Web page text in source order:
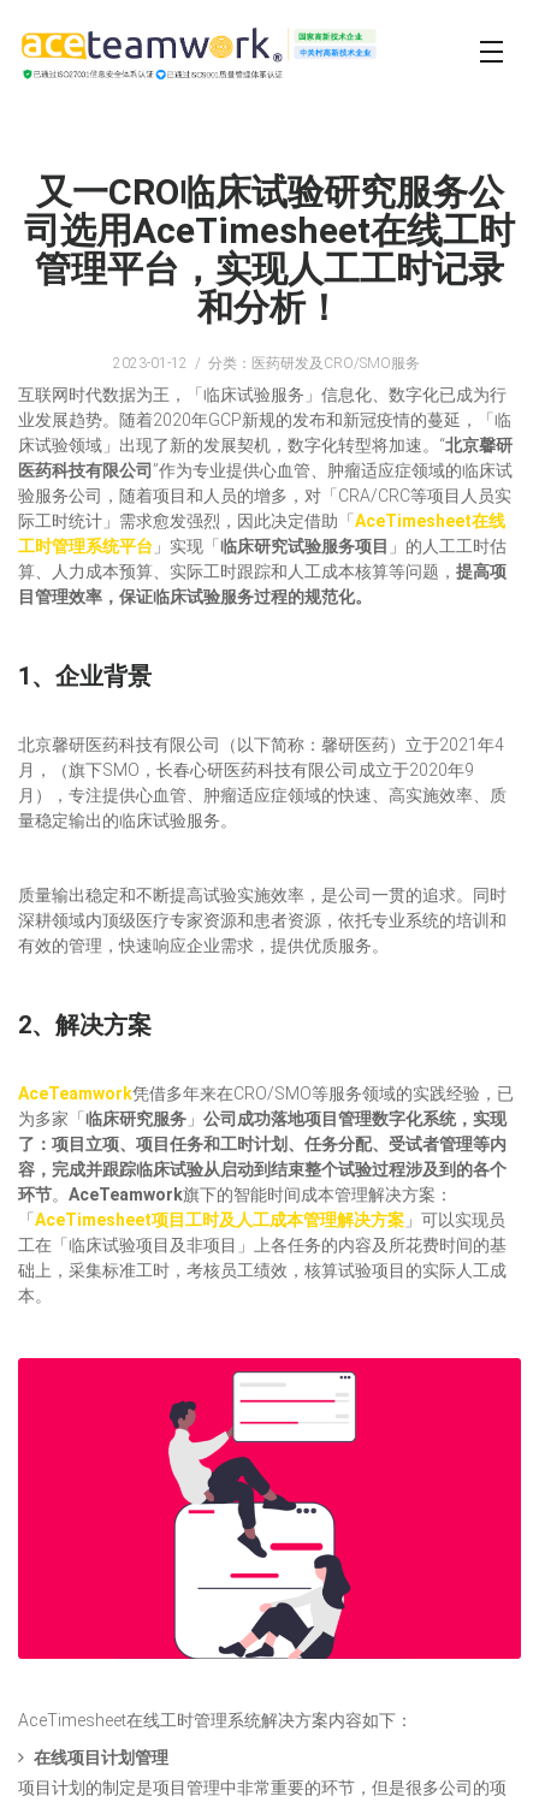
又一CRO临床试验研究服务公
司选用AceTimesheet在线工时
管理平台，实现人工工时记录
和分析！
2023-01-12 分类：医药研发及CRO/SMO服务
互联网时代数据为王，「临床试验服务」信息化、数字化已成为行
业发展趋势。随着2020年GCP新规的发布和新冠疫情的蔓延，「临
床试验领域」出现了新的发展契机，数字化转型将加速。“北京馨研
医药科技有限公司”作为专业提供心血管、肿瘤适应症领域的临床试
验服务公司，随着项目和人员的增多，对「CRA/CRC等项目人员实
际工时统计」需求愈发强烈，因此决定借助「 AceTimesheet在线
工时管理系统平台 」实现「 临床研究试验服务项目 」的人工工时估
算、人力成本预算、实际工时跟踪和人工成本核算等问题， 提高项
目管理效率，保证临床试验服务过程的规范化。
1、企业背景
北京馨研医药科技有限公司（以下简称：馨研医药）立于2021年4
月，（旗下SMO，长春心研医药科技有限公司成立于2020年9
月），专注提供心血管、肿瘤适应症领域的快速、高实施效率、质
量稳定输出的临床试验服务。
质量输出稳定和不断提高试验实施效率，是公司一贯的追求。同时
深耕领域内顶级医疗专家资源和患者资源，依托专业系统的培训和
有效的管理，快速响应企业需求，提供优质服务。
2、解决方案
AceTeamwork凭借多年来在CRO/SMO等服务领域的实践经验，已
为多家「 临床研究服务 」 公司成功落地项目管理数字化系统，实现
了：项目立项、项目任务和工时计划、任务分配、受试者管理等内
容，完成并跟踪临床试验从启动到结束整个试验过程涉及到的各个
环节。 AceTeamwork旗下的智能时间成本管理解决方案：
「 AceTimesheet项目工时及人工成本管理解决方案 」可以实现员
工在「临床试验项目及非项目」上各任务的内容及所花费时间的基
础上，采集标准工时，考核员工绩效，核算试验项目的实际人工成
本。
AceTimesheet在线工时管理系统解决方案内容如下：
在线项目计划管理
项目计划的制定是项目管理中非常重要的环节，但是很多公司的项